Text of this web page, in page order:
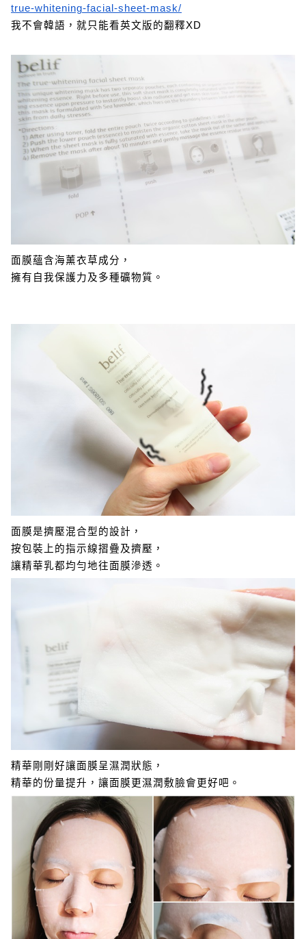
true-whitening-facial-sheet-mask/
我不會韓語，就只能看英文版的翻釋XD
面膜蘊含海薰衣草成分，
擁有自我保護力及多種礦物質。
面膜是擠壓混合型的設計，
按包裝上的指示線摺疊及擠壓，
讓精華乳都均勻地往面膜滲透。
精華剛剛好讓面膜呈濕潤狀態，
精華的份量提升，讓面膜更濕潤敷臉會更好吧。